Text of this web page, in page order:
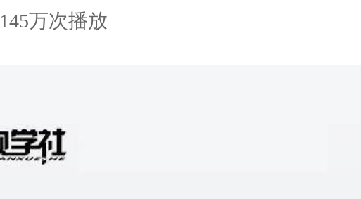
145万次播放